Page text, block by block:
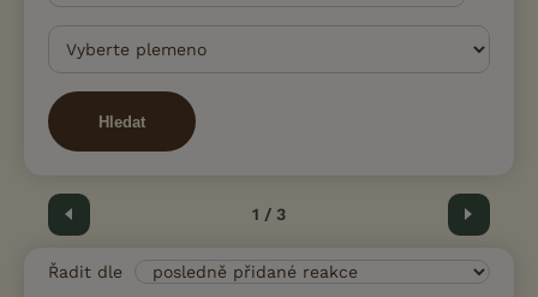
Hledat
Předchozí 1 / 3 Další
Řadit dle